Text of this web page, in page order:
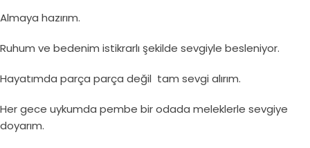
Almaya hazırım.
Ruhum ve bedenim istikrarlı şekilde sevgiyle besleniyor.
Hayatımda parça parça değil tam sevgi alırım.
Her gece uykumda pembe bir odada meleklerle sevgiye
doyarım.